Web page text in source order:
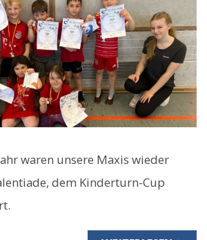
waren unsere Maxis wieder
dem Kinderturn-Cup